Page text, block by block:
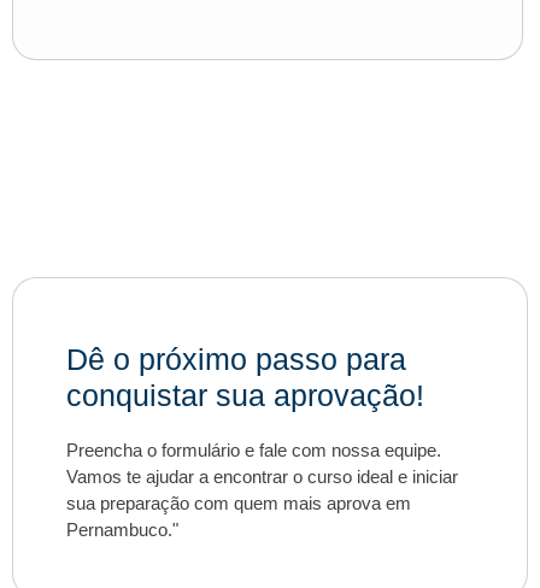
Dê o próximo passo para
conquistar sua aprovação!
Preencha o formulário e fale com nossa equipe.
Vamos te ajudar a encontrar o curso ideal e iniciar
sua preparação com quem mais aprova em
Pernambuco."